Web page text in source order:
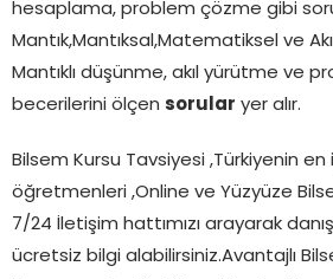
hesaplama, problem çözme gibi
Mantık,Mantıksal,Matematiksel ve
Mantıklı düşünme, akıl yürütme ve
becerilerini ölçen sorular yer alır.
Bilsem Kursu Tavsiyesi ,Türkiyenin en
öğretmenleri ,Online ve Yüzyüze
7/24 İletişim hattımızı arayarak
ücretsiz bilgi alabilirsiniz.Avantajlı